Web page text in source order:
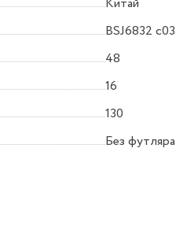
Китай
BSJ6832 c03
48
16
130
Без футляра